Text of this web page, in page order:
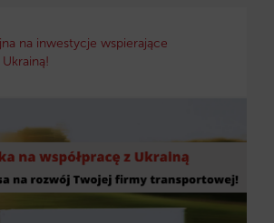
na inwestycje wspierające